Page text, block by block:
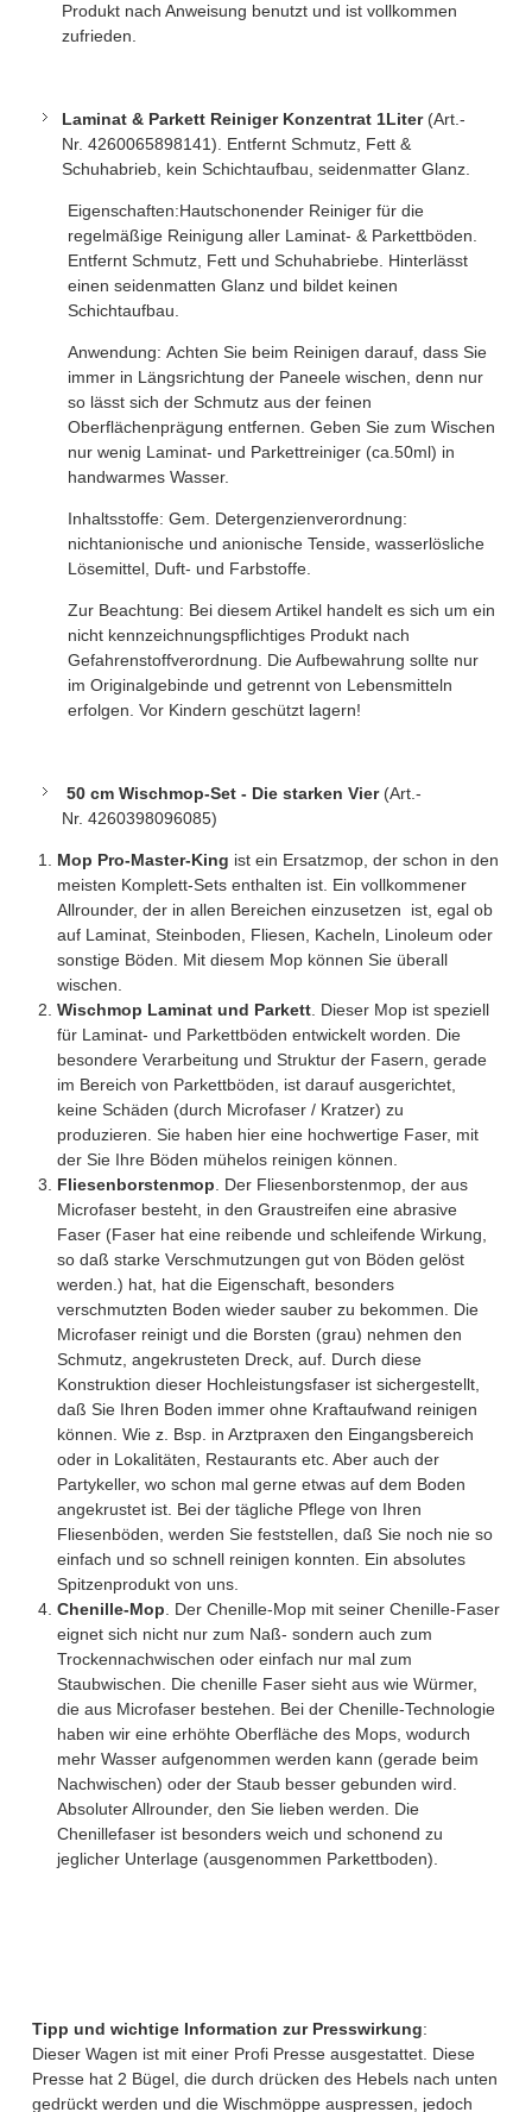
Produkt nach Anweisung benutzt und ist vollkommen
zufrieden.
Laminat & Parkett Reiniger Konzentrat 1Liter (Art.-
Nr. 4260065898141). Entfernt Schmutz, Fett &
Schuhabrieb, kein Schichtaufbau, seidenmatter Glanz.
Eigenschaften:Hautschonender Reiniger für die
regelmäßige Reinigung aller Laminat- & Parkettböden.
Entfernt Schmutz, Fett und Schuhabriebe. Hinterlässt
einen seidenmatten Glanz und bildet keinen
Schichtaufbau.
Anwendung: Achten Sie beim Reinigen darauf, dass Sie
immer in Längsrichtung der Paneele wischen, denn nur
so lässt sich der Schmutz aus der feinen
Oberflächenprägung entfernen. Geben Sie zum Wischen
nur wenig Laminat- und Parkettreiniger (ca.50ml) in
handwarmes Wasser.
Inhaltsstoffe: Gem. Detergenzienverordnung:
nichtanionische und anionische Tenside, wasserlösliche
Lösemittel, Duft- und Farbstoffe.
Zur Beachtung: Bei diesem Artikel handelt es sich um ein
nicht kennzeichnungspflichtiges Produkt nach
Gefahrenstoffverordnung. Die Aufbewahrung sollte nur
im Originalgebinde und getrennt von Lebensmitteln
erfolgen. Vor Kindern geschützt lagern!
50 cm Wischmop-Set - Die starken Vier(Art.-
Nr. 4260398096085)
Mop Pro-Master-King ist ein Ersatzmop, der schon in den
meisten Komplett-Sets enthalten ist. Ein vollkommener
Allrounder, der in allen Bereichen einzusetzen ist, egal ob
auf Laminat, Steinboden, Fliesen, Kacheln, Linoleum oder
sonstige Böden. Mit diesem Mop können Sie überall
wischen.
Wischmop Laminat und Parkett. Dieser Mop ist speziell
für Laminat- und Parkettböden entwickelt worden. Die
besondere Verarbeitung und Struktur der Fasern, gerade
im Bereich von Parkettböden, ist darauf ausgerichtet,
keine Schäden (durch Microfaser / Kratzer) zu
produzieren. Sie haben hier eine hochwertige Faser, mit
der Sie Ihre Böden mühelos reinigen können.
Fliesenborstenmop. Der Fliesenborstenmop, der aus
Microfaser besteht, in den Graustreifen eine abrasive
Faser (Faser hat eine reibende und schleifende Wirkung,
so daß starke Verschmutzungen gut von Böden gelöst
werden.) hat, hat die Eigenschaft, besonders
verschmutzten Boden wieder sauber zu bekommen. Die
Microfaser reinigt und die Borsten (grau) nehmen den
Schmutz, angekrusteten Dreck, auf. Durch diese
Konstruktion dieser Hochleistungsfaser ist sichergestellt,
daß Sie Ihren Boden immer ohne Kraftaufwand reinigen
können. Wie z. Bsp. in Arztpraxen den Eingangsbereich
oder in Lokalitäten, Restaurants etc. Aber auch der
Partykeller, wo schon mal gerne etwas auf dem Boden
angekrustet ist. Bei der tägliche Pflege von Ihren
Fliesenböden, werden Sie feststellen, daß Sie noch nie so
einfach und so schnell reinigen konnten. Ein absolutes
Spitzenprodukt von uns.
Chenille-Mop. Der Chenille-Mop mit seiner Chenille-Faser
eignet sich nicht nur zum Naß- sondern auch zum
Trockennachwischen oder einfach nur mal zum
Staubwischen. Die chenille Faser sieht aus wie Würmer,
die aus Microfaser bestehen. Bei der Chenille-Technologie
haben wir eine erhöhte Oberfläche des Mops, wodurch
mehr Wasser aufgenommen werden kann (gerade beim
Nachwischen) oder der Staub besser gebunden wird.
Absoluter Allrounder, den Sie lieben werden. Die
Chenillefaser ist besonders weich und schonend zu
jeglicher Unterlage (ausgenommen Parkettboden).
Tipp und wichtige Information zur Presswirkung:
Dieser Wagen ist mit einer Profi Presse ausgestattet. Diese
Presse hat 2 Bügel, die durch drücken des Hebels nach unten
gedrückt werden und die Wischmöppe auspressen, jedoch